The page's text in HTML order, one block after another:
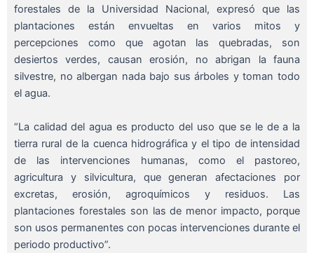
forestales de la Universidad Nacional, expresó que las
plantaciones están envueltas en varios mitos y
percepciones como que agotan las quebradas, son
desiertos verdes, causan erosión, no abrigan la fauna
silvestre, no albergan nada bajo sus árboles y toman todo
el agua.
“La calidad del agua es producto del uso que se le de a la
tierra rural de la cuenca hidrográfica y el tipo de intensidad
de las intervenciones humanas, como el pastoreo,
agricultura y silvicultura, que generan afectaciones por
excretas, erosión, agroquímicos y residuos. Las
plantaciones forestales son las de menor impacto, porque
son usos permanentes con pocas intervenciones durante el
periodo productivo”.